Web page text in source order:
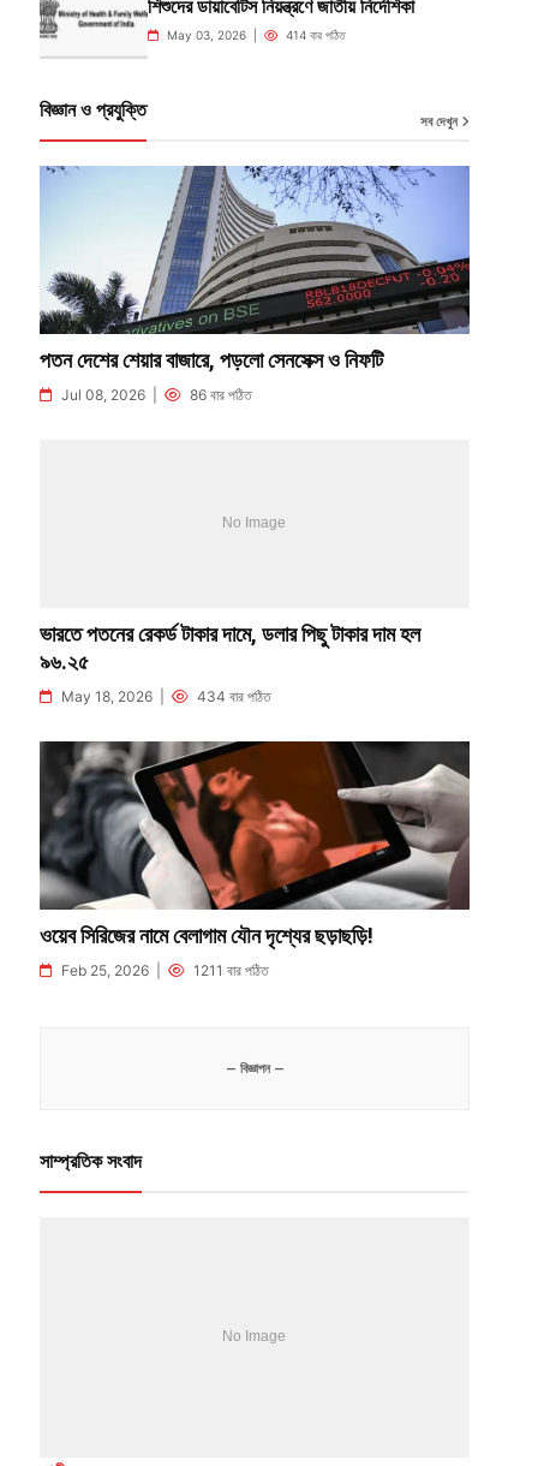
শিশুদের ডায়াবেটিস নিয়ন্ত্রণে জাতীয় নির্দেশিকা
May 03, 2026 | 414 বার পঠিত
বিজ্ঞান ও প্রযুক্তি সব দেখুন
পতন দেশের শেয়ার বাজারে, পড়লো সেনসেক্স ও নিফটি
Jul 08, 2026 | 86 বার পঠিত
ভারতে পতনের রেকর্ড টাকার দামে, ডলার পিছু টাকার দাম হল
৯৬.২৫
May 18, 2026 | 434 বার পঠিত
ওয়েব সিরিজের নামে বেলাগাম যৌন দৃশ্যের ছড়াছড়ি!
Feb 25, 2026 | 1211 বার পঠিত
— বিজ্ঞাপন —
সাম্প্রতিক সংবাদ